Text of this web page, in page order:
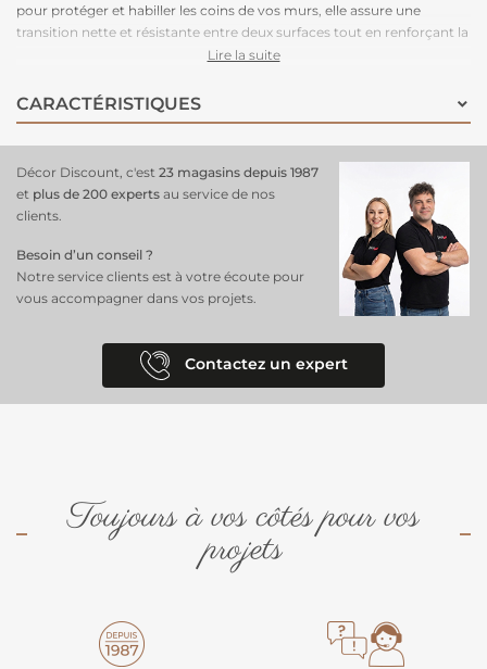
pour protéger et habiller les coins de vos murs, elle assure une
transition nette et résistante entre deux surfaces tout en renforçant la
durabilité de votre aménagement. Fabriquée en aluminium léger et
idéalement aux revêtements muraux modernes, offrant une
esthétique soignée et une protection efficace contre les chocs et
Lire la suite
CARACTÉRISTIQUES
Décor Discount, c'est 23 magasins depuis 1987
et plus de 200 experts au service de nos
clients.
Besoin d’un conseil ?
Notre service clients est à votre écoute pour
vous accompagner dans vos projets.
Contactez un expert
Toujours à vos côtés pour vos
projets